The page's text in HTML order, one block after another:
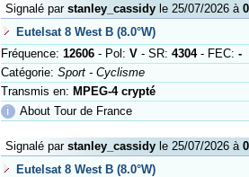
Signalé par stanley_cassidyle 25/07/2026 à
Eutelsat 8 West B (8.0°W)
Fréquence: 12606- Pol: V- SR: 4304- FEC: -
Catégorie: Sport - Cyclisme
Transmis en: MPEG-4 crypté
ℹ
About Tour de France
Signalé par stanley_cassidyle 25/07/2026 à
Eutelsat 8 West B (8.0°W)